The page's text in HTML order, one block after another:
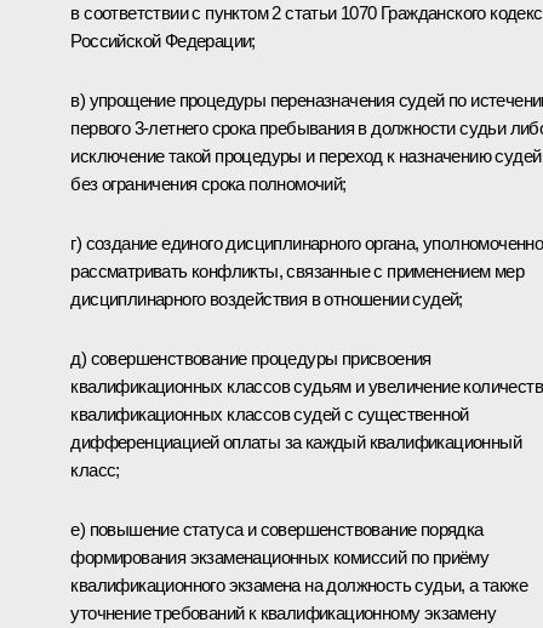
в соответствии с пунктом 2 статьи 1070 Гражданского
Российской Федерации;
в) упрощение процедуры переназначения судей по
первого 3-летнего срока пребывания в должности судьи
исключение такой процедуры и переход к назначению судей
без ограничения срока полномочий;
г) создание единого дисциплинарного органа,
рассматривать конфликты, связанные с применением мер
дисциплинарного воздействия в отношении судей;
д) совершенствование процедуры присвоения
квалификационных классов судьям и увеличение
квалификационных классов судей с существенной
дифференциацией оплаты за каждый квалификационный
класс;
е) повышение статуса и совершенствование порядка
формирования экзаменационных комиссий по приёму
квалификационного экзамена на должность судьи, а также
уточнение требований к квалификационному экзамену